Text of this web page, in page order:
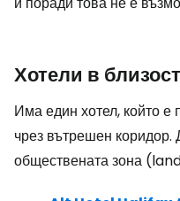
Хотели в
Има един хотел, който е
чрез вътрешен коридор.
обществената зона